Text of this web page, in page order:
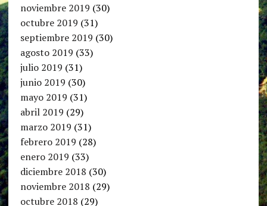
noviembre 2019 (30)
octubre 2019 (31)
septiembre 2019 (30)
agosto 2019 (33)
julio 2019 (31)
junio 2019 (30)
mayo 2019 (31)
abril 2019 (29)
marzo 2019 (31)
febrero 2019 (28)
enero 2019 (33)
diciembre 2018 (30)
noviembre 2018 (29)
octubre 2018 (29)